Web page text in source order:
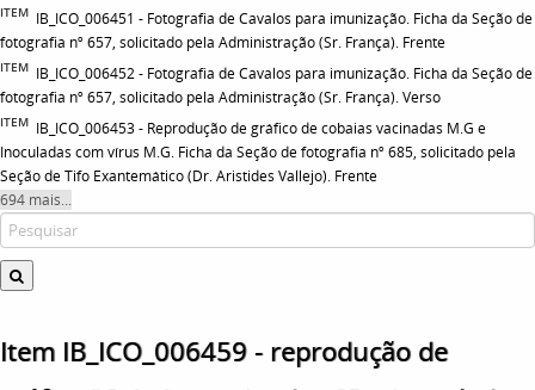
ITEM IB_ICO_006451 - Fotografia de Cavalos para imunização. Ficha da Seção de
fotografia nº 657, solicitado pela Administração (Sr. França). Frente
ITEM IB_ICO_006452 - Fotografia de Cavalos para imunização. Ficha da Seção de
fotografia nº 657, solicitado pela Administração (Sr. França). Verso
ITEM IB_ICO_006453 - Reprodução de gráfico de cobaias vacinadas M.G e
Inoculadas com vírus M.G. Ficha da Seção de fotografia nº 685, solicitado pela
Seção de Tifo Exantemático (Dr. Aristides Vallejo). Frente
694 mais...
Item IB_ICO_006459 - reprodução de